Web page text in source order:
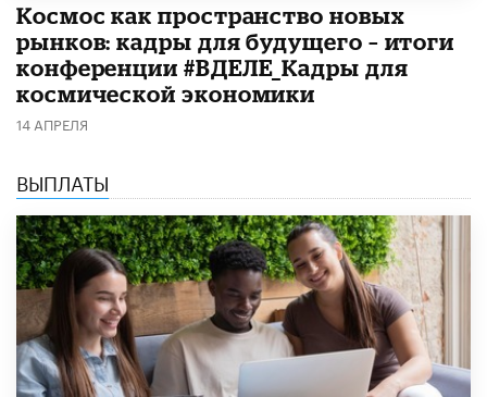
Космос как пространство новых
рынков: кадры для будущего – итоги
конференции #ВДЕЛЕ_Кадры для
космической экономики
14 АПРЕЛЯ
ВЫПЛАТЫ